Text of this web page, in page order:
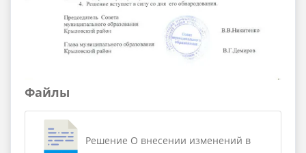
Файлы
Решение О внесении изменений в